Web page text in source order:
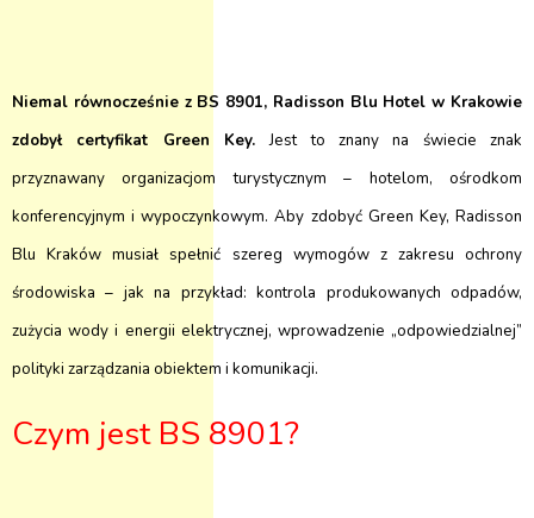
Niemal równocześnie z BS 8901, Radisson Blu Hotel w Krakowie
zdobył certyfikat Green Key.Jest to znany na świecie znak
przyznawany organizacjom turystycznym – hotelom, ośrodkom
konferencyjnym i wypoczynkowym. Aby zdobyć Green Key, Radisson
Blu Kraków musiał spełnić szereg wymogów z zakresu ochrony
środowiska – jak na przykład: kontrola produkowanych odpadów,
zużycia wody i energii elektrycznej, wprowadzenie „odpowiedzialnej”
polityki zarządzania obiektem i komunikacji.
Czym jest BS 8901?